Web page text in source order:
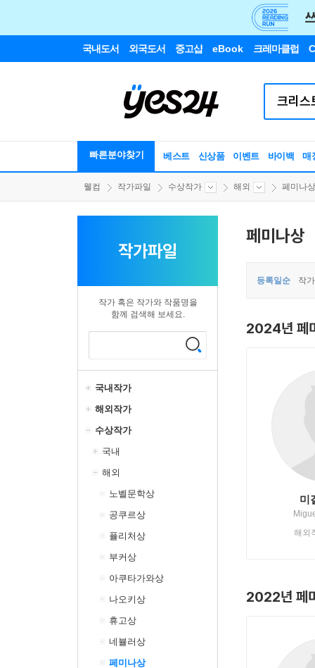
국내도서 외국도서 중고샵 eBook 크레마클럽
빠른분야찾기 베스트 신상품 이벤트 바이백 매
웰컴 작가파일 수상작가 해외 페미나상
작가파일
작가 혹은 작가와 작품명을
함께 검색해 보세요.
국내작가
해외작가
수상작가
국내
해외
노벨문학상
공쿠르상
퓰리처상
부커상
아쿠타가와상
나오키상
휴고상
네뷸러상
페미나상
페미나상
등록일순 작
2024년 페
미
해외
2022년 페